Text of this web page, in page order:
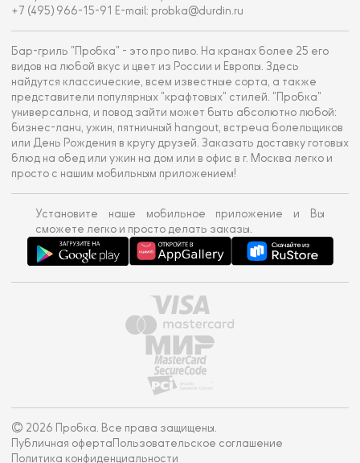
+7 (495) 966-15-91 E-mail: probka@durdin.ru
Бар-гриль "Пробка" - это про пиво. На кранах более 25 его
видов на любой вкус и цвет из России и Европы. Здесь
найдутся классические, всем известные сорта, а также
представители популярных "крафтовых" стилей. "Пробка"
универсальна, и повод зайти может быть абсолютно любой:
бизнес-ланч, ужин, пятничный hangout, встреча болельщиков
или День Рождения в кругу друзей. Заказать доставку готовых
блюд на обед или ужин на дом или в офис в г. Москва легко и
просто с нашим мобильным приложением!
Установите наше мобильное приложение и Вы
сможете легко и просто делать заказы.
© 2026 Пробка. Все права защищены.
Публичная оферта Пользовательское соглашение
Политика конфиденциальности